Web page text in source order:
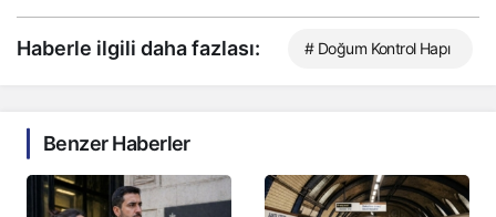
Haberle ilgili daha fazlası: # Doğum Kontrol Hapı
Benzer Haberler